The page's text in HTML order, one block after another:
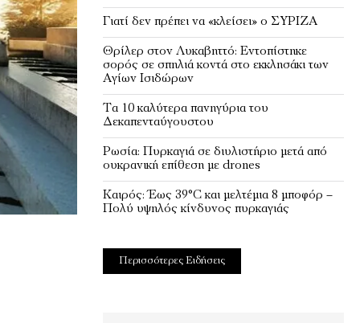
Γιατί δεν πρέπει να «κλείσει» ο ΣΥΡΙΖΑ
Θρίλερ στον Λυκαβηττό: Εντοπίστηκε
σορός σε σπηλιά κοντά στο εκκλησάκι των
Αγίων Ισιδώρων
Τα 10 καλύτερα πανηγύρια του
Δεκαπενταύγουστου
Ρωσία: Πυρκαγιά σε διυλιστήριο μετά από
ουκρανική επίθεση με drones
Καιρός: Έως 39°C και μελτέμια 8 μποφόρ –
Πολύ υψηλός κίνδυνος πυρκαγιάς
Περισσότερες Ειδήσεις